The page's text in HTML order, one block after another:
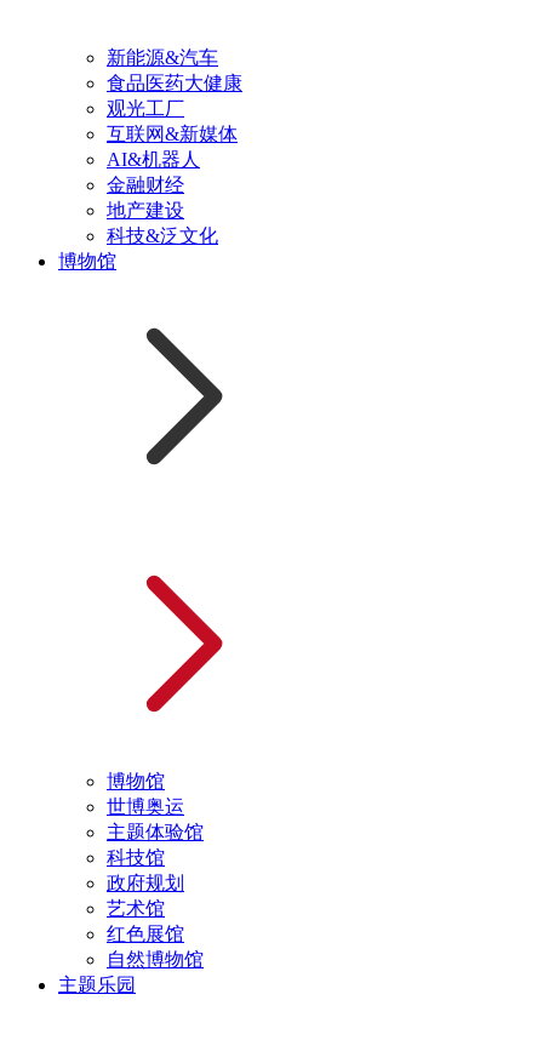
新能源&汽车
食品医药大健康
观光工厂
互联网&新媒体
AI&机器人
金融财经
地产建设
科技&泛文化
博物馆
博物馆
世博奥运
主题体验馆
科技馆
政府规划
艺术馆
红色展馆
自然博物馆
主题乐园